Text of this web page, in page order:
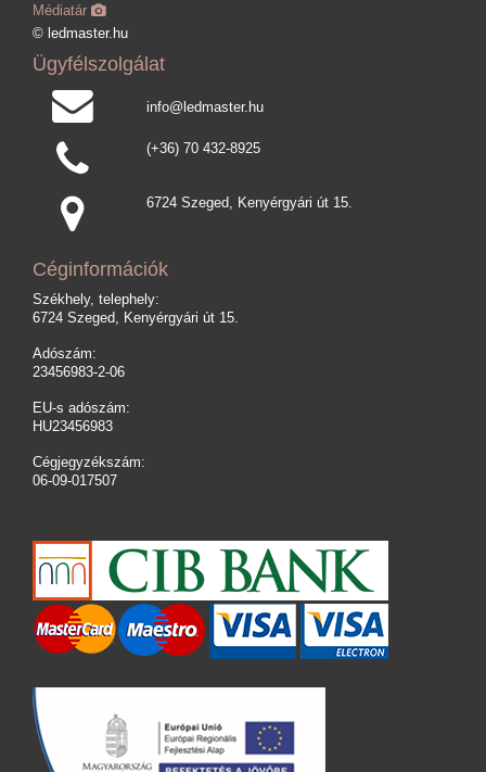
Médiatár
© ledmaster.hu
Ügyfélszolgálat
info@ledmaster.hu
(+36) 70 432-8925
6724 Szeged, Kenyérgyári út 15.
Céginformációk
Székhely, telephely:
6724 Szeged, Kenyérgyári út 15.
Adószám:
23456983-2-06
EU-s adószám:
HU23456983
Cégjegyzékszám:
06-09-017507